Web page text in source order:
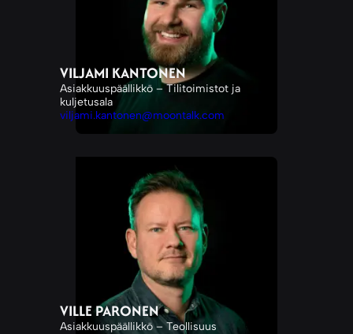
VILJAMI KANTONEN
Asiakkuuspäällikkö – Tilitoimistot ja
kuljetusala
viljami.kantonen@moontalk.com
VILLE PARONEN
Asiakkuuspäällikkö – Teollisuus